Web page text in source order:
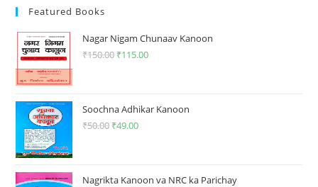
Featured Books
Nagar Nigam Chunaav Kanoon
₹150.00 Original
₹150.00.
₹115.00Current
₹115.00.
Soochna Adhikar Kanoon
₹50.00 Original
₹50.00.
₹49.00Current
₹49.00.
Nagrikta Kanoon va NRC ka Parichay